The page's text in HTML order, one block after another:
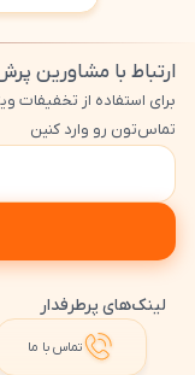
ارتباط با مشاورین
برای استفاده از تخفیفات
تماس‌تون رو وارد کنین
لینک‌های پرطرفدار
تماس با ما